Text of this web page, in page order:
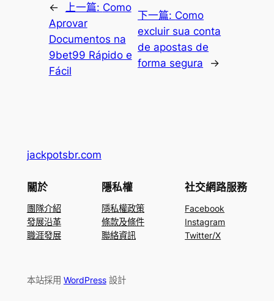
← 上一篇: Como
Aprovar
Documentos na
9bet99 Rápido e
Fácil
下一篇: Como
excluir sua conta
de apostas de
forma segura
→
jackpotsbr.com
關於
團隊介紹
發展沿革
職涯發展
隱私權
隱私權政策
條款及條件
聯絡資訊
社交網路服務
Facebook
Instagram
Twitter/X
本站採用 WordPress設計